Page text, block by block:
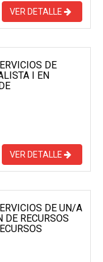
VER DETALLE
DE
I EN
VER DETALLE
DE UN/A
RECURSOS